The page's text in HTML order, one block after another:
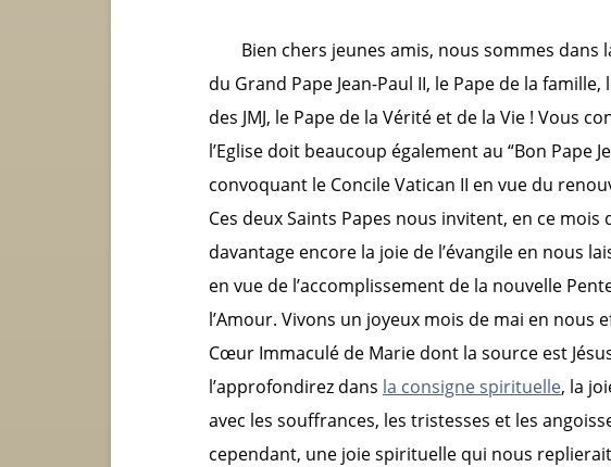
Bien chers jeunes amis, nous sommes dans
du Grand Pape Jean-Paul II, le Pape de la
des JMJ, le Pape de la Vérité et de la Vie ! Vous
l’Eglise doit beaucoup également au “Bon Pape
convoquant le Concile Vatican II en vue du
Ces deux Saints Papes nous invitent, en ce mois
davantage encore la joie de l’évangile en nous
en vue de l’accomplissement de la nouvelle
l’Amour. Vivons un joyeux mois de mai en nous
Cœur Immaculé de Marie dont la source est
l’approfondirez dans la consigne spirituelle, la
avec les souffrances, les tristesses et les
cependant, une joie spirituelle qui nous